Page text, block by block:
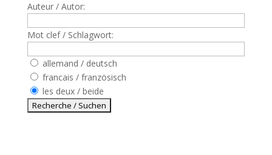
Auteur / Autor:
Mot clef / Schlagwort:
allemand / deutsch
francais / französisch
les deux / beide